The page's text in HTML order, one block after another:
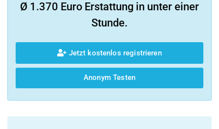
Ø 1.370 Euro Erstattung in unter einer
Stunde.
Jetzt kostenlos registrieren
Anonym Testen